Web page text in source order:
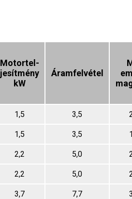
Motortel-
jesítmény
kW
Áramfelvétel
1,5 3,5
1,5 3,5
2,2 5,0
2,2 5,0
3,7 7,7